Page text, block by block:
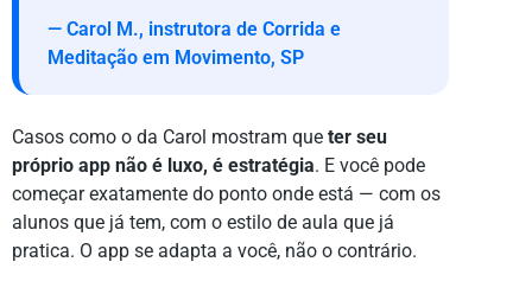
— Carol M., instrutora de Corrida e
Meditação em Movimento, SP
Casos como o da Carol mostram que ter seu
próprio app não é luxo, é estratégia. E você pode
começar exatamente do ponto onde está — com os
alunos que já tem, com o estilo de aula que já
pratica. O app se adapta a você, não o contrário.